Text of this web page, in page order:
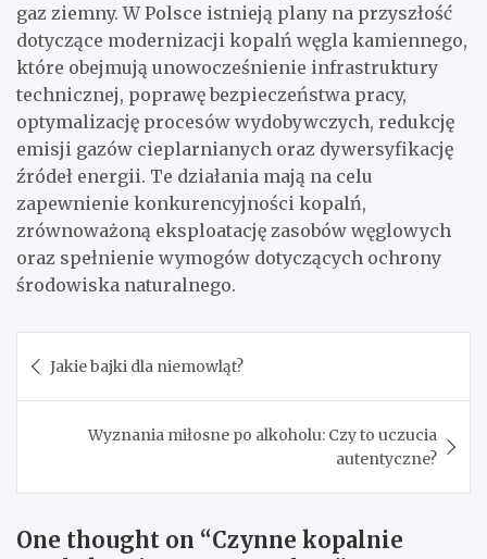
gaz ziemny. W Polsce istnieją plany na przyszłość
dotyczące modernizacji kopalń węgla kamiennego,
które obejmują unowocześnienie infrastruktury
technicznej, poprawę bezpieczeństwa pracy,
optymalizację procesów wydobywczych, redukcję
emisji gazów cieplarnianych oraz dywersyfikację
źródeł energii. Te działania mają na celu
zapewnienie konkurencyjności kopalń,
zrównoważoną eksploatację zasobów węglowych
oraz spełnienie wymogów dotyczących ochrony
środowiska naturalnego.
wpisu
Jakie bajki dla niemowląt?
Wyznania miłosne po alkoholu: Czy to uczucia
autentyczne?
One thought on “Czynne kopalnie